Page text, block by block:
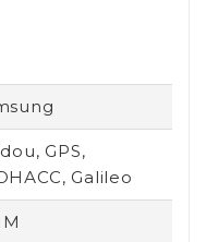
GPS,
Galileo